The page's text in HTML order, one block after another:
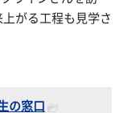
がる工程も見学さ
の窓口